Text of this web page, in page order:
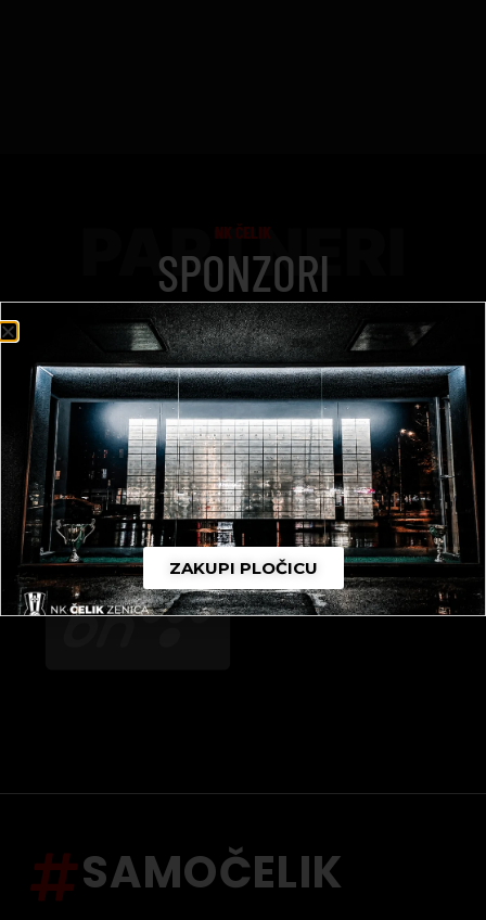
PARTNERI
NK ČELIK
SPONZORI
SAMOČELIK
ZAKUPI PLOČICU